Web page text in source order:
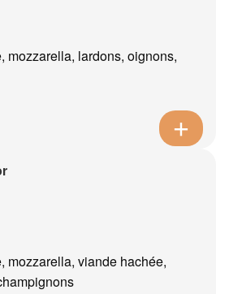
mozzarella, lardons, oignons,
mozzarella, viande hachée,